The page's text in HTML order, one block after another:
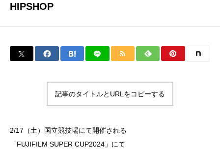
CONTACT
HIPSHOP
記事のタイトルとURLをコピーする
2/17（土）国立競技場にて開催される
「FUJIFILM SUPER CUP2024」にて